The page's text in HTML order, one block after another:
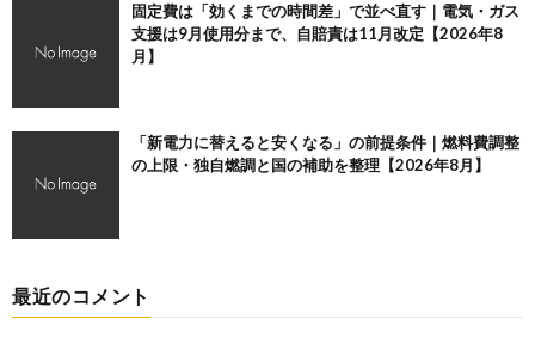
固定費は「効くまでの時間差」で並べ直す｜電気・ガス
支援は9月使用分まで、自賠責は11月改定【2026年8
月】
「新電力に替えると安くなる」の前提条件｜燃料費調整
の上限・独自燃調と国の補助を整理【2026年8月】
最近のコメント